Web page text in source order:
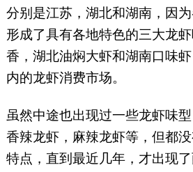
分别是江苏，湖北和湖南，因为
形成了具有各地特色的三大龙
香，湖北油焖大虾和湖南口味
内的龙虾消费市场。
虽然中途也出现过一些龙虾味型
香辣龙虾，麻辣龙虾等，但都
特点，直到最近几年，才出现